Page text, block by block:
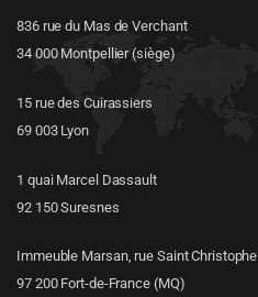
836 rue du Mas de Verchant
34 000 Montpellier (siège)
15 rue des Cuirassiers
69 003 Lyon
1 quai Marcel Dassault
92 150 Suresnes
Immeuble Marsan, rue Saint Christophe
97 200 Fort-de-France (MQ)